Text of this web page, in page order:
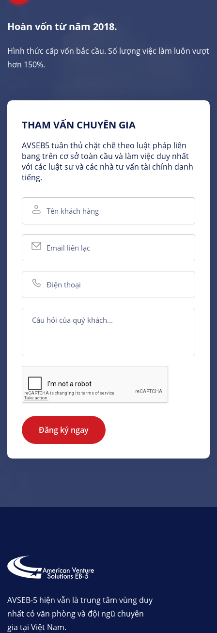
THAM VẤN CHUYÊN GIA
AVSEB5 tuân thủ chặt chẽ theo luật pháp liên
bang trên cơ sở toàn cầu và làm việc duy nhất
với các luật sư và các nhà tư vấn tài chính danh
tiếng.
Đăng ký ngay
Hoàn vốn từ năm 2018.
Hình thức cấp vốn bắc cầu. Số lượng việc làm luôn vượt
hơn 150%.
AVSEB-5 hiện vẫn là trung tâm vùng duy
nhất có văn phòng và đội ngũ chuyên
gia tại Việt Nam.